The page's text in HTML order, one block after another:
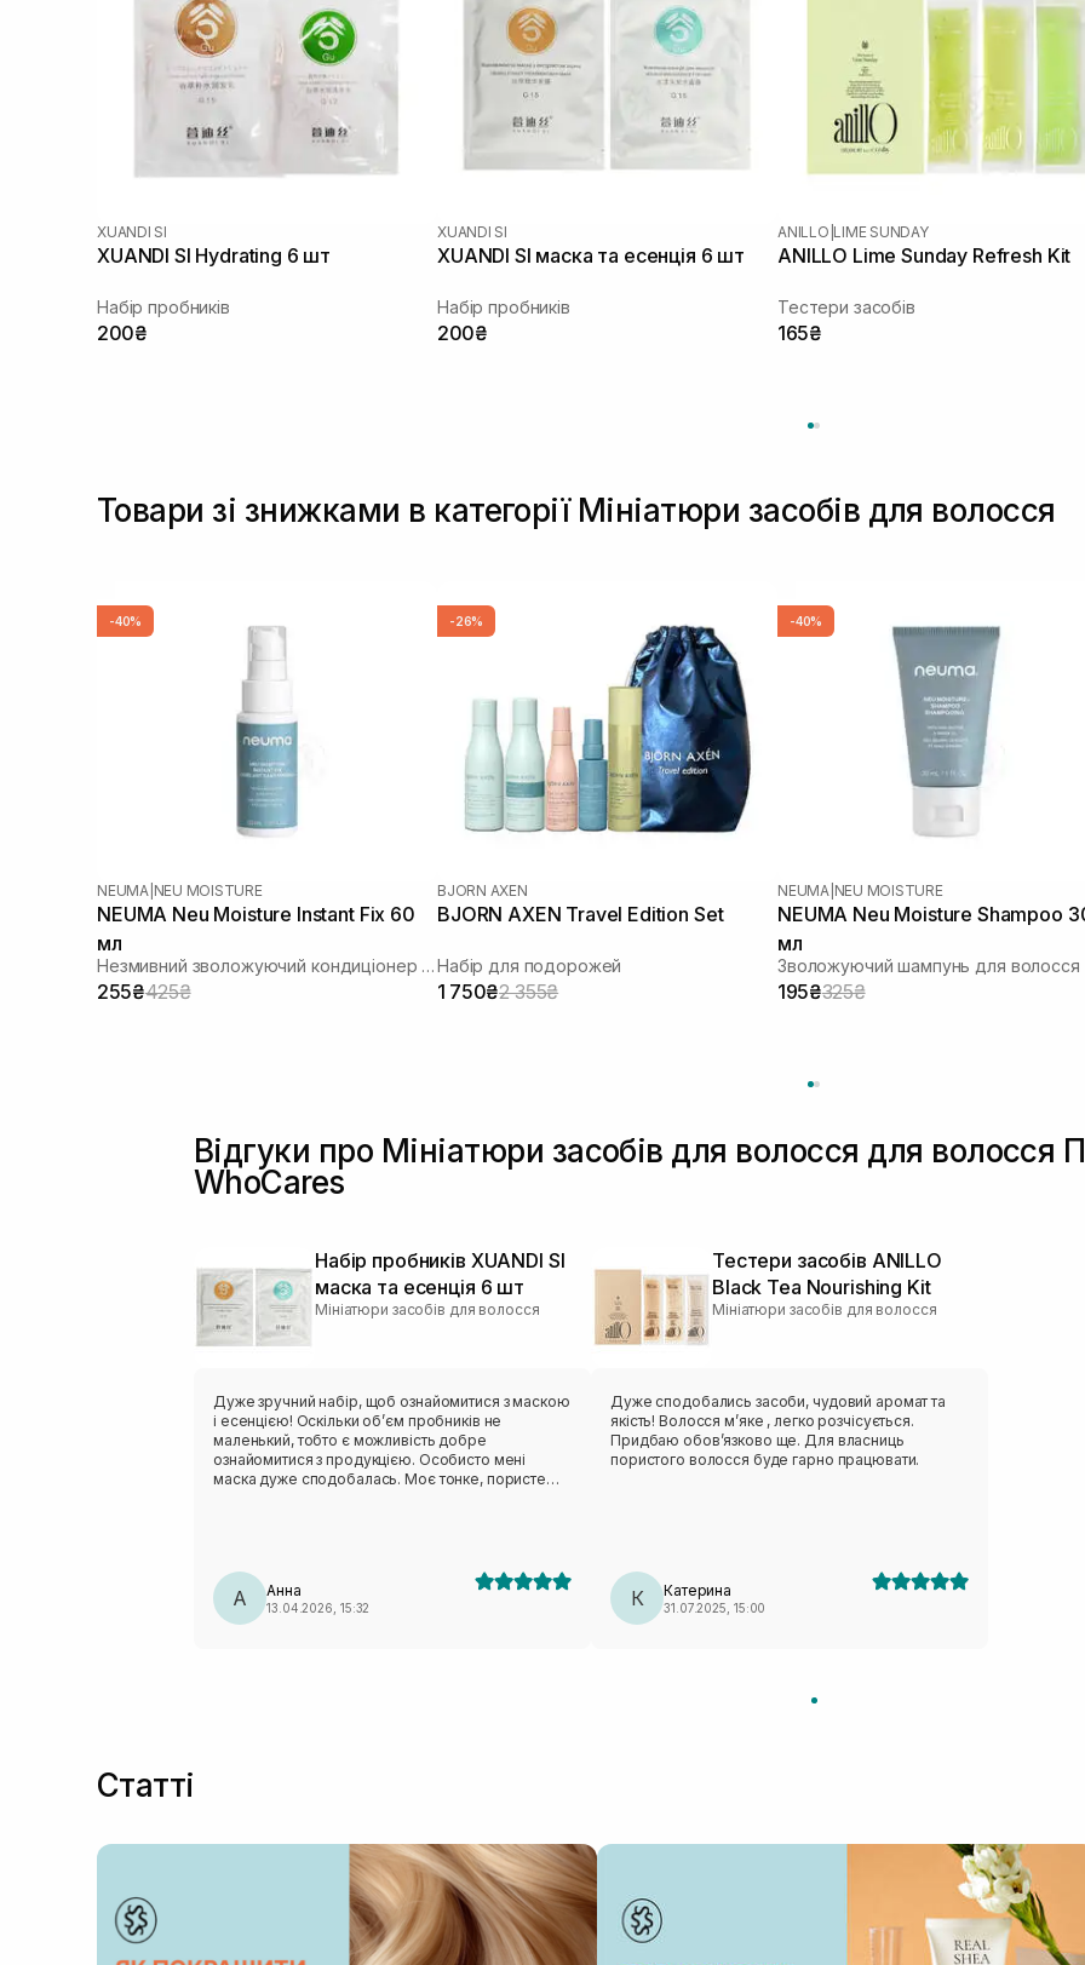
XUANDI SI
XUANDI SI Hydrating 6 шт
Набір пробників
200₴
XUANDI SI
XUANDI SI маска та есенція 6 шт
Набір пробників
200₴
ANILLO LIME SUNDAY
ANILLO Lime Sunday Refresh Kit
Тестери засобів
165₴
Товари зі знижками в категорії Мініатюри засобів для волосся
-40%
NEUMA NEU MOISTURE
NEUMA Neu Moisture Instant Fix 60
мл
Незмивний зволожуючий кондиціонер для живлення та розплутування волосся
255₴425₴
-26%
BJORN AXEN
BJORN AXEN Travel Edition Set
Набір для подорожей
1 750₴2 355₴
-40%
NEUMA NEU MOISTURE
NEUMA Neu Moisture Shampoo
мл
Зволожуючий шампунь для волосся
195₴325₴
Відгуки про Мініатюри засобів для волосся для волосся
WhoCares
Набір пробників XUANDI SI
маска та есенція 6 шт
Мініатюри засобів для волосся
Дуже зручний набір, щоб ознайомитися з маскою
і есенцією! Оскільки обʼєм пробників не
маленький, тобто є можливість добре
ознайомитися з продукцією. Особисто мені
маска дуже сподобалась. Моє тонке, пористе
Використовуючи есенцію і в якості термозахисту
перед сушінням феном.
А Анна
13.04.2026, 15:32
Тестери засобів ANILLO
Black Tea Nourishing Kit
Мініатюри засобів для волосся
Дуже сподобались засоби, чудовий аромат та
якість! Волосся мʼяке , легко розчісується.
Придбаю обов’язково ще. Для власниць
пористого волосся буде гарно працювати.
К Катерина
31.07.2025, 15:00
Статті